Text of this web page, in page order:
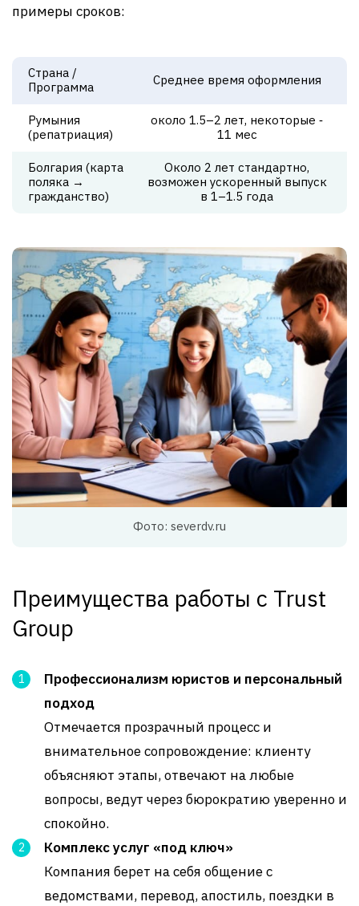
примеры сроков:
Страна /
Программа
Среднее время оформления
Румыния
(репатриация)
около 1.5–2 лет, некоторые ‑
11 мес
Болгария (карта
поляка →
гражданство)
Около 2 лет стандартно,
возможен ускоренный выпуск
в 1–1.5 года
Фото: severdv.ru
Преимущества работы с Trust
Group
Профессионализм юристов и персональный
подход
Отмечается прозрачный процесс и
внимательное сопровождение: клиенту
объясняют этапы, отвечают на любые
вопросы, ведут через бюрократию уверенно и
спокойно.
Комплекс услуг «под ключ»
Компания берет на себя общение с
ведомствами, перевод, апостиль, поездки в